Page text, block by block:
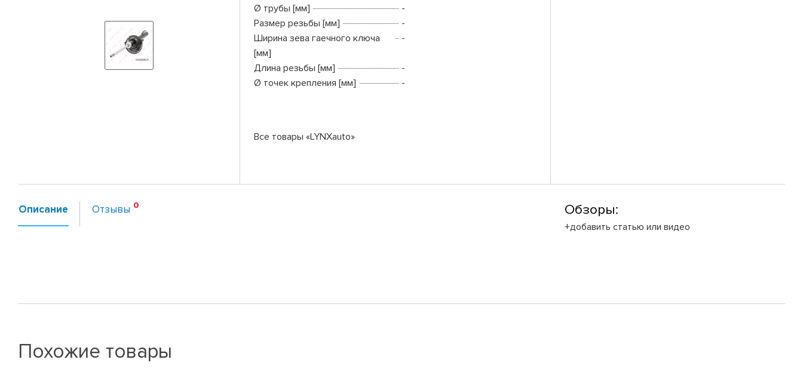
Ø трубы [мм]
-
Размер резьбы [мм]
-
Ширина зева гаечного ключа
[мм]
-
Длина резьбы [мм]
-
Ø точек крепления [мм]
-
Все товары «LYNXauto»
Описание Отзывы Обзоры:
+добавить статью или видео
Похожие товары